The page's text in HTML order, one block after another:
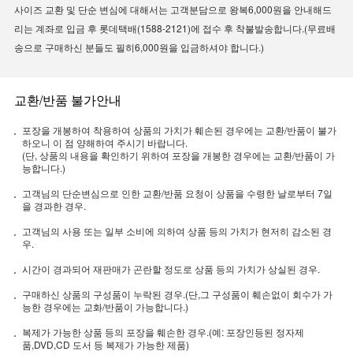
사이즈 교환 및 단순 변심에 대해서는 고객분담으로 왕복6,000원을 안내해드
리는 계좌로 입금 후 롯데택배(1588-2121)에 접수 후 착불발송합니다.(무료배
송으로 구매하신 분들도 필히6,000원을 입금하셔야 합니다.)
교환/반품 불가안내
포장을 개봉하여 착용하여 상품의 가치가 훼손된 경우에는 교환/반품이 불가
하오니 이 점 양해하여 주시기 바랍니다.
(단, 상품의 내용을 확인하기 위하여 포장을 개봉한 경우에는 교환/반품이 가
능합니다.)
고객님의 단순변심으로 인한 교환/반품 요청이 상품을 수령한 날로부터 7일
을 경과한 경우.
고객님의 사용 또는 일부 소비에 의하여 상품 등의 가치가 현저히 감소된 경
우.
시간이 경과되어 재판매가 곤란할 정도로 상품 등의 가치가 상실된 경우.
구매하신 상품의 구성품이 누락된 경우.(단,그 구성품이 훼손없이 회수가 가
능한 경우에는 교화/반품이 가능합니다.)
복제가 가능한 상품 등의 포장을 훼손한 경우.(예: 포장인등된 정자제
품,DVD,CD 도서 등 복제가 가능한 제품)